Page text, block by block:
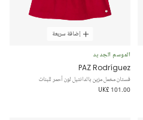
إضافة سريعة
الموسم الجديد
PAZ Rodríguez
فستان مخمل مزين بالدانتيل لون أحمر للبنات
UK£ 101.00